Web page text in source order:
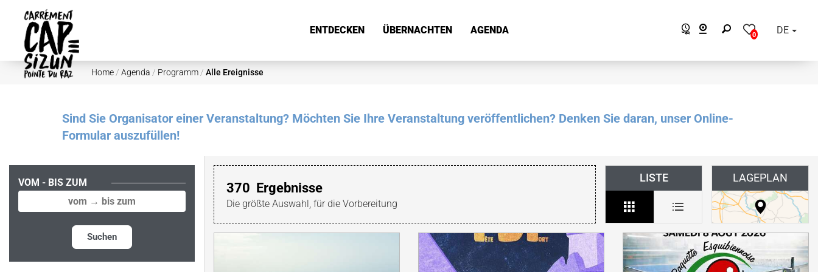
Skip to main content
0 DE
ENTDECKEN ÜBERNACHTEN AGENDA
Home / Agenda / Programm / Alle Ereignisse
Sind Sie Organisator einer Veranstaltung? Möchten Sie Ihre Veranstaltung veröffentlichen? Denken Sie daran, unser Online-
Formular auszufüllen!
VOM - BIS ZUM
Suchen
370 Ergebnisse
Die größte Auswahl, für die Vorbereitung
LISTE LAGEPLAN